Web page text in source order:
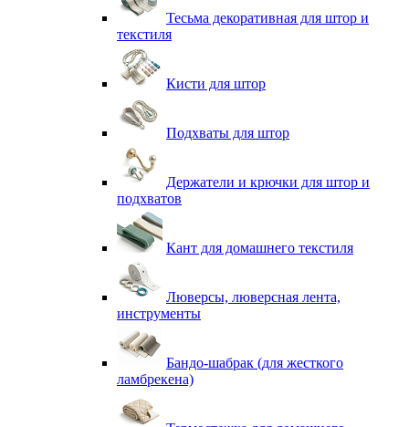
Тесьма декоративная для штор и
текстиля
Кисти для штор
Подхваты для штор
Держатели и крючки для штор и
подхватов
Кант для домашнего текстиля
Люверсы, люверсная лента,
инструменты
Бандо-шабрак (для жесткого
ламбрекена)